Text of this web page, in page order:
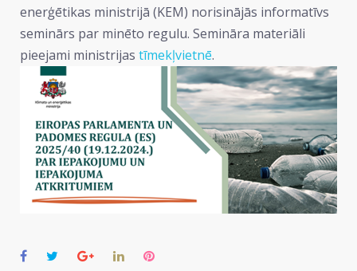
enerģētikas ministrijā (KEM) norisinājās informatīvs
seminārs par minēto regulu. Semināra materiāli
pieejami ministrijas tīmekļvietnē.
Facebook
TwitterGoogle+LinkedInPinterest